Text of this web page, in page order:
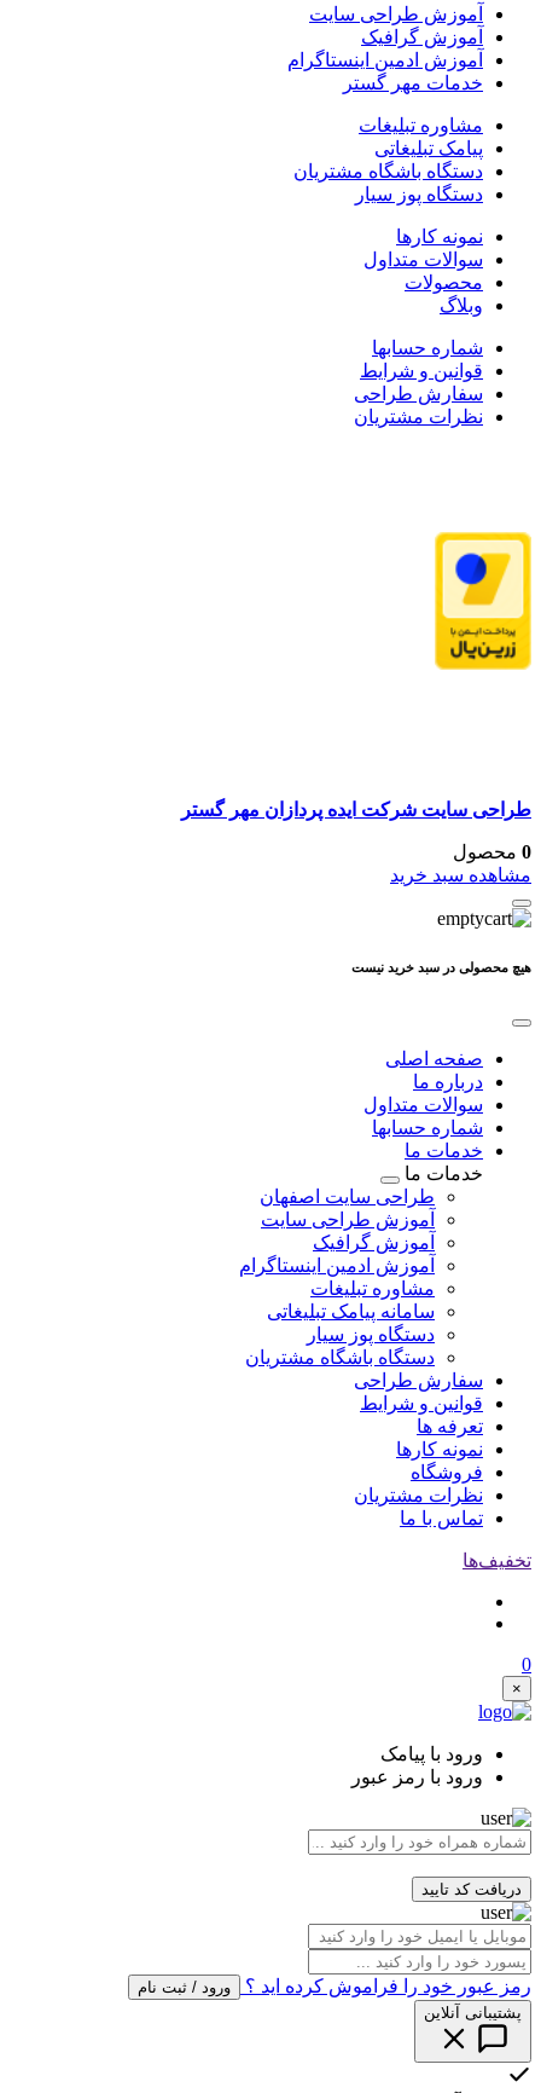
آموزش طراحی سایت
آموزش گرافیک
آموزش ادمین اینستاگرام
خدمات مهر گستر
مشاوره تبلیغات
پیامک تبلیغاتی
دستگاه باشگاه مشتریان
دستگاه پوز سیار
نمونه کارها
سوالات متداول
محصولات
وبلاگ
شماره حسابها
قوانین و شرایط
سفارش طراحی
نظرات مشتریان
طراحی سایت شرکت ایده پردازان مهر گستر
0 محصول
مشاهده سبد خرید
هیچ محصولی در سبد خرید نیست
صفحه اصلی
درباره ما
سوالات متداول
شماره حسابها
خدمات ما
خدمات ما
طراحی سایت اصفهان
آموزش طراحی سایت
آموزش گرافیک
آموزش ادمین اینستاگرام
مشاوره تبلیغات
سامانه پیامک تبلیغاتی
دستگاه پوز سیار
دستگاه باشگاه مشتریان
سفارش طراحی
قوانین و شرایط
تعرفه ها
نمونه کارها
فروشگاه
نظرات مشتریان
تماس با ما
تخفیف‌ها
0
×
ورود با پیامک
ورود با رمز عبور
دریافت کد تایید
رمز عبور خود را فراموش کرده اید ؟
ورود / ثبت نام
پشتیبانی آنلاین